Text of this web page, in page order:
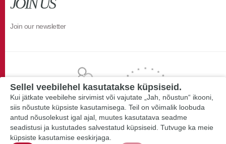
Join our newsletter
Sellel veebilehel kasutatakse küpsiseid.
Kui jätkate veebilehe sirvimist või vajutate „Jah, nõustun“ ikooni,
siis nõustute küpsiste kasutamisega. Teil on võimalik loobuda
antud nõusolekust igal ajal, muutes kasutatava seadme
seadistusi ja kustutades salvestatud küpsiseid. Tutvuge ka meie
küpsiste kasutamise eeskirjaga.